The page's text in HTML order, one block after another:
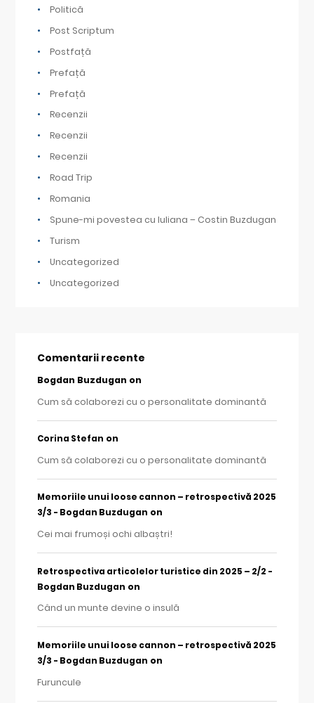
Politică
Post Scriptum
Postfață
Prefață
Prefață
Recenzii
Recenzii
Recenzii
Road Trip
Romania
Spune-mi povestea cu Iuliana – Costin Buzdugan
Turism
Uncategorized
Uncategorized
Comentarii recente
Bogdan Buzdugan on
Cum să colaborezi cu o personalitate dominantă
Corina Stefan on
Cum să colaborezi cu o personalitate dominantă
Memoriile unui loose cannon – retrospectivă 2025
3/3 - Bogdan Buzdugan on
Cei mai frumoși ochi albaștri!
Retrospectiva articolelor turistice din 2025 – 2/2 -
Bogdan Buzdugan on
Când un munte devine o insulă
Memoriile unui loose cannon – retrospectivă 2025
3/3 - Bogdan Buzdugan on
Furuncule